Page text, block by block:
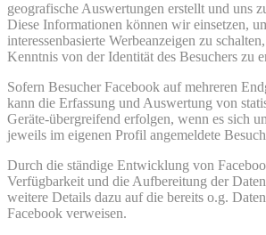
geografische Auswertungen erstellt und uns
Diese Informationen können wir einsetzen,
interessenbasierte Werbeanzeigen zu
Kenntnis von der Identität des Besuchers zu
Sofern Besucher Facebook auf mehreren
kann die Erfassung und Auswertung von
Geräte-übergreifend erfolgen, wenn es sich
jeweils im eigenen Profil angemeldete
Durch die ständige Entwicklung von
Verfügbarkeit und die Aufbereitung der
weitere Details dazu auf die bereits o.g.
Facebook verweisen.